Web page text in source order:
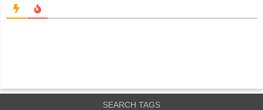
SEARCH TAGS